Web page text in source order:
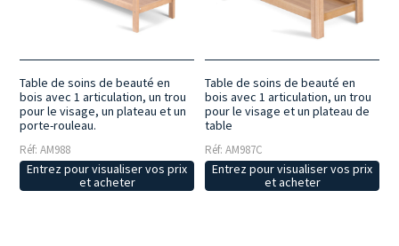
Table de soins de beauté en
bois avec 1 articulation, un trou
pour le visage, un plateau et un
porte-rouleau.
Réf: AM988
Entrez pour visualiser vos prix
et acheter
Table de soins de beauté en
bois avec 1 articulation, un trou
pour le visage et un plateau de
table
Réf: AM987C
Entrez pour visualiser vos prix
et acheter